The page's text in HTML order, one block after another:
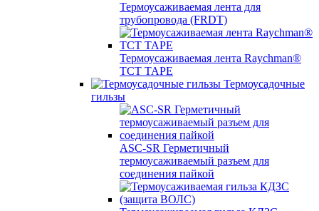
Термоусаживаемая лента для
трубопровода (FRDT)
Термоусаживаемая лента Raychman®
TCT TAPE
Термоусадочные
гильзы
ASC‐SR Герметичный
термоусаживаемый разъем для
соединения пайкой